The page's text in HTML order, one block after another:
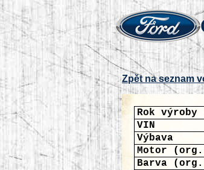
Zpět na seznam
Rok výroby
VIN
Výbava
Motor
Barva